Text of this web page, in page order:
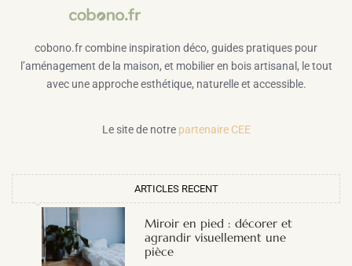
cobono.fr combine inspiration déco, guides pratiques pour
l’aménagement de la maison, et mobilier en bois artisanal, le tout
avec une approche esthétique, naturelle et accessible.
Le site de notre partenaire CEE
ARTICLES RECENT
Miroir en pied : décorer et
agrandir visuellement une
pièce